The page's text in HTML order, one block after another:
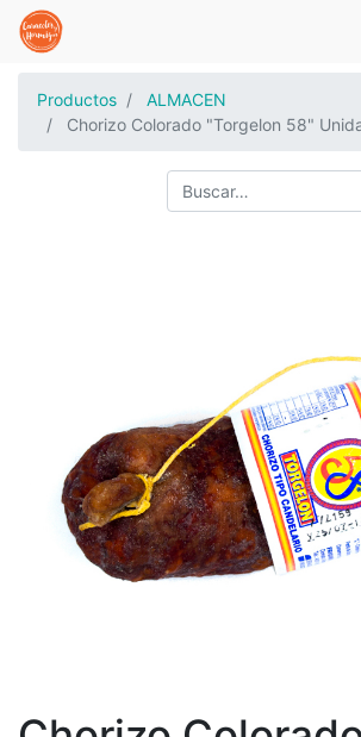
Productos
ALMACEN
Chorizo Colorado "Torgelon 58"